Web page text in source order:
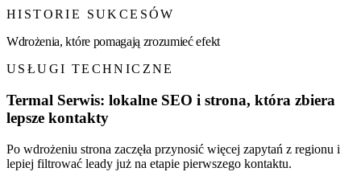
HISTORIE SUKCESÓW
Wdrożenia, które pomagają zrozumieć efekt
USŁUGI TECHNICZNE
Termal Serwis: lokalne SEO i strona, która zbiera
lepsze kontakty
Po wdrożeniu strona zaczęła przynosić więcej zapytań z regionu i
lepiej filtrować leady już na etapie pierwszego kontaktu.